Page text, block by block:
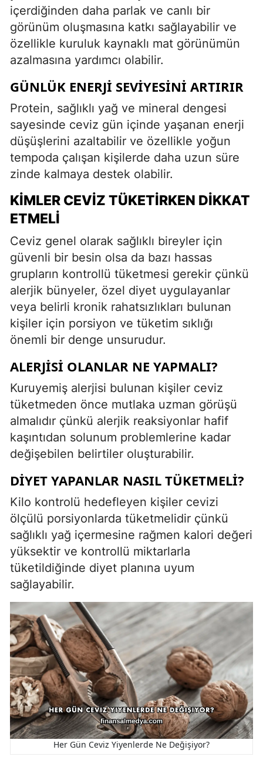
içerdiğinden daha parlak ve canlı bir
görünüm oluşmasına katkı sağlayabilir ve
özellikle kuruluk kaynaklı mat görünümün
azalmasına yardımcı olabilir.
GÜNLÜK ENERJI SEVIYESINI ARTIRIR
Protein, sağlıklı yağ ve mineral dengesi
sayesinde ceviz gün içinde yaşanan enerji
düşüşlerini azaltabilir ve özellikle yoğun
tempoda çalışan kişilerde daha uzun süre
zinde kalmaya destek olabilir.
KIMLER CEVIZ TÜKETIRKEN DIKKAT
ETMELI
Ceviz genel olarak sağlıklı bireyler için
güvenli bir besin olsa da bazı hassas
grupların kontrollü tüketmesi gerekir çünkü
alerjik bünyeler, özel diyet uygulayanlar
veya belirli kronik rahatsızlıkları bulunan
kişiler için porsiyon ve tüketim sıklığı
önemli bir denge unsurudur.
ALERJISI OLANLAR NE YAPMALI?
Kuruyemiş alerjisi bulunan kişiler ceviz
tüketmeden önce mutlaka uzman görüşü
almalıdır çünkü alerjik reaksiyonlar hafif
kaşıntıdan solunum problemlerine kadar
değişebilen belirtiler oluşturabilir.
DIYET YAPANLAR NASIL TÜKETMELI?
Kilo kontrolü hedefleyen kişiler cevizi
ölçülü porsiyonlarda tüketmelidir çünkü
sağlıklı yağ içermesine rağmen kalori değeri
yüksektir ve kontrollü miktarlarla
tüketildiğinde diyet planına uyum
sağlayabilir.
Her Gün Ceviz Yiyenlerde Ne Değişiyor?